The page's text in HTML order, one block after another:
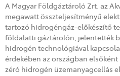
A Magyar Földgáztároló Zrt. az
megawatt összteljesítményű
tartozó hidrogéngáz-előkészítő
földalatti gáztárolón, jelentették
hidrogén technológiával
érdekében az országban
zéró hidrogén üzemanyagcellás